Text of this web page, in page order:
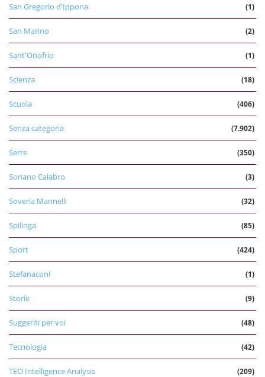
San Gregorio d'Ippona (1)
San Marino (2)
Sant'Onofrio (1)
Scienza (18)
Scuola (406)
Senza categoria (7.902)
Serre (350)
Soriano Calabro (3)
Soveria Mannelli (32)
Spilinga (85)
Sport (424)
Stefanaconi (1)
Storie (9)
Suggeriti per voi (48)
Tecnologia (42)
TEO Intelligence Analysis (209)